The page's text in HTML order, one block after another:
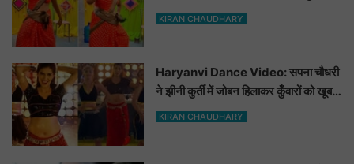
हसीनाएं भी शरमाई a
KIRAN CHAUDHARY
Haryanvi Dance Video: सपना चौधरी
ने झीनी कुर्ती में जोबन हिलाकर कुँवारों को खूब
ललचाया, यूट्यूब पर छाया Hot Dance
KIRAN CHAUDHARY